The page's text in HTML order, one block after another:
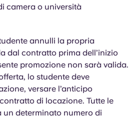
camera o università
annulli la propria
dal contratto prima dell’inizio
promozione non sarà valida.
lo studente deve
versare l’anticipo
di locazione. Tutte le
un determinato numero di